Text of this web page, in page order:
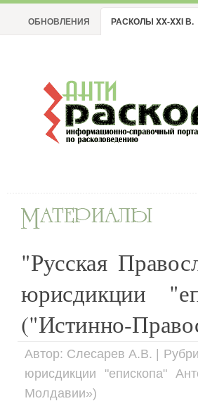
ОБНОВЛЕНИЯ РАСКОЛЫ XX-XXI В.
"Русская
юрисдикции
("Истинно-
Автор: Слесарев А.В. |
юрисдикции "епископа"
Молдавии»)